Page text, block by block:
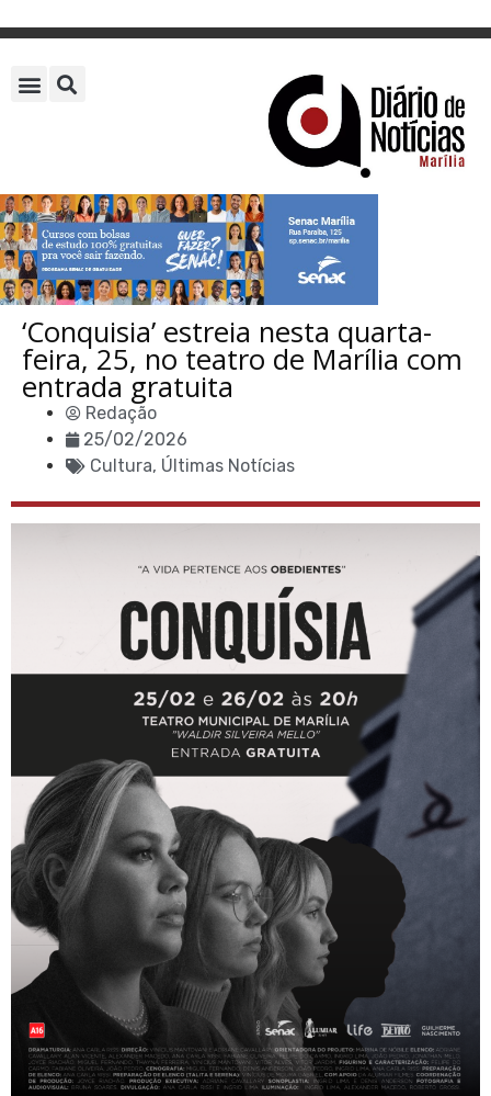
‘Conquisia’ estreia nesta quarta-
feira, 25, no teatro de Marília com
entrada gratuita
Redação
25/02/2026
Cultura, Últimas Notícias